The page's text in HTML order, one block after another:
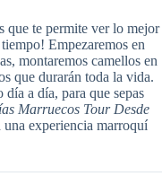
que te permite ver lo mejor
Empezaremos en
montaremos camellos en
que durarán toda la vida.
a día, para que sepas
Marruecos Tour Desde
una experiencia marroquí